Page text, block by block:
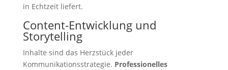
in Echtzeit liefert.
Content-Entwicklung und
Storytelling
Inhalte sind das Herzstück jeder
Kommunikationsstrategie. Professionelles